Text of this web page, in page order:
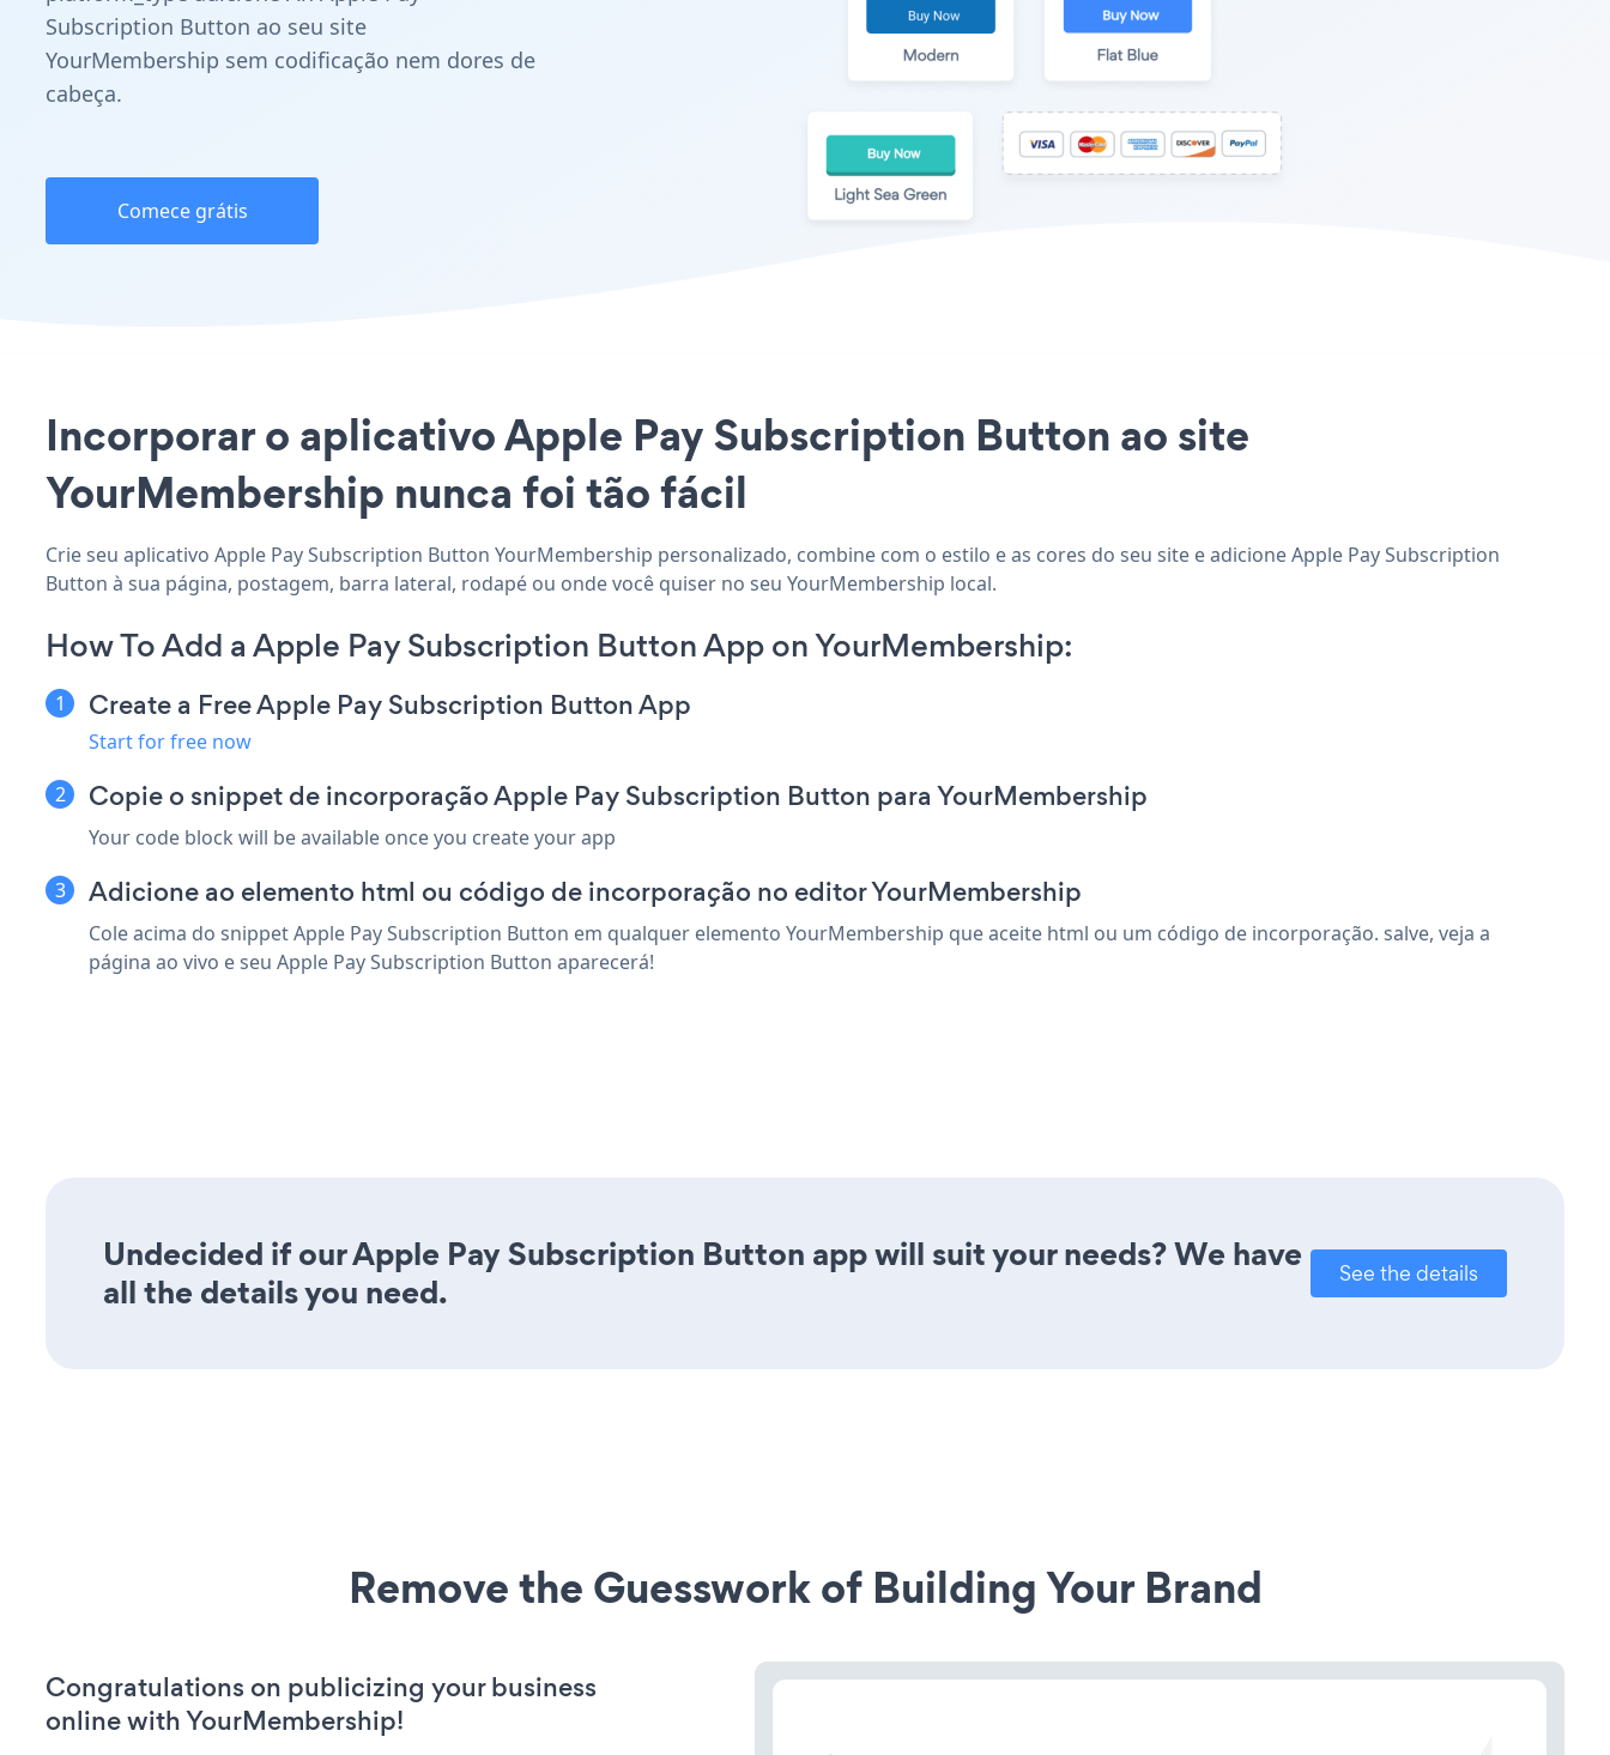
Subscription Button ao seu site
YourMembership sem codificação nem dores de
cabeça.
Comece grátis
Incorporar o aplicativo Apple Pay Subscription Button ao site
YourMembership nunca foi tão fácil
Crie seu aplicativo Apple Pay Subscription Button YourMembership personalizado, combine com o estilo e as cores do seu site e adicione Apple Pay Subscription
Button à sua página, postagem, barra lateral, rodapé ou onde você quiser no seu YourMembership local.
How To Add a Apple Pay Subscription Button App on YourMembership:
Create a Free Apple Pay Subscription Button App
Start for free now
Copie o snippet de incorporação Apple Pay Subscription Button para YourMembership
Your code block will be available once you create your app
Adicione ao elemento html ou código de incorporação no editor YourMembership
Cole acima do snippet Apple Pay Subscription Button em qualquer elemento YourMembership que aceite html ou um código de incorporação. salve, veja a
página ao vivo e seu Apple Pay Subscription Button aparecerá!
Undecided if our Apple Pay Subscription Button app will suit your needs? We have
all the details you need.
See the details
Remove the Guesswork of Building Your Brand
Congratulations on publicizing your business
online with YourMembership!